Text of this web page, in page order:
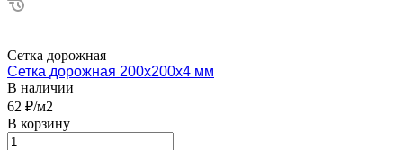
Сетка дорожная
Сетка дорожная 200х200х4 мм
В наличии
62 ₽/м2
В корзину